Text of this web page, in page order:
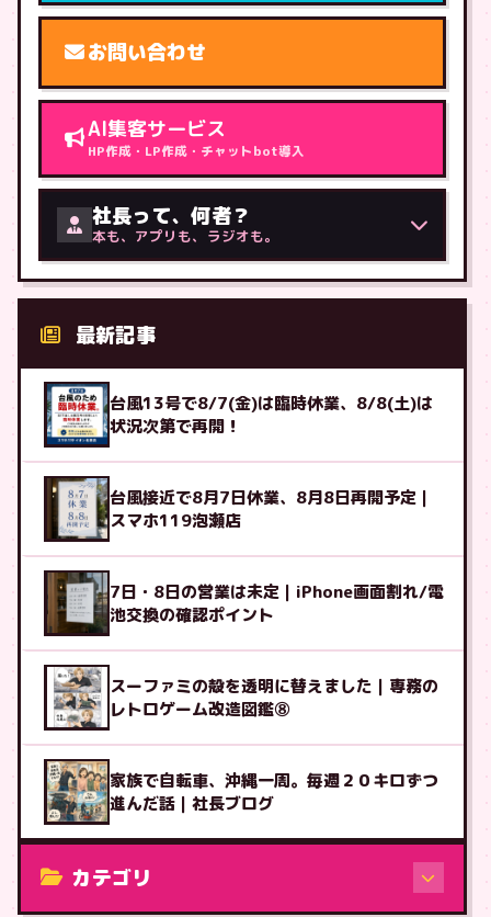
お問い合わせ
AI集客サービス
HP作成・LP作成・チャットbot導入
社長って、何者？
本も、アプリも、ラジオも。
最新記事
台風13号で8/7(金)は臨時休業、8/8(土)は
状況次第で再開！
台風接近で8月7日休業、8月8日再開予定｜
スマホ119泡瀬店
7日・8日の営業は未定｜iPhone画面割れ/電
池交換の確認ポイント
スーファミの殻を透明に替えました｜専務の
レトロゲーム改造図鑑⑧
家族で自転車、沖縄一周。毎週２０キロずつ
進んだ話｜社長ブログ
カテゴリ